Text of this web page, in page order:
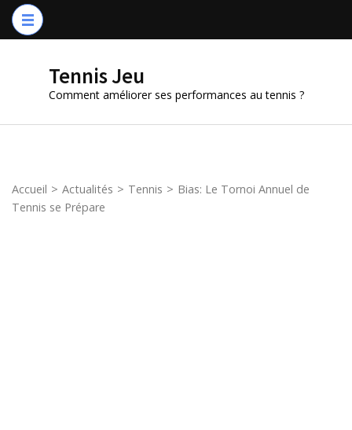
Aller
au
(PressezTennis Jeu
Comment améliorer ses performances au tennis ?
Accueil > Actualités > Tennis > Bias: Le Tornoi Annuel de
Tennis se Prépare